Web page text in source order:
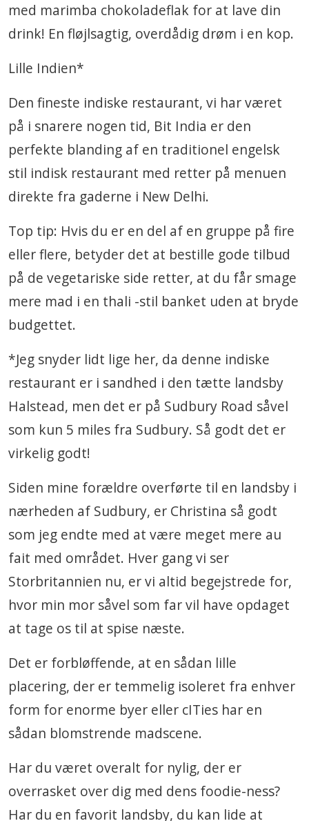
med marimba chokoladeflak for at lave din
drink! En fløjlsagtig, overdådig drøm i en kop.
Lille Indien*
Den fineste indiske restaurant, vi har været
på i snarere nogen tid, Bit India er den
perfekte blanding af en traditionel engelsk
stil indisk restaurant med retter på menuen
direkte fra gaderne i New Delhi.
Top tip: Hvis du er en del af en gruppe på fire
eller flere, betyder det at bestille gode tilbud
på de vegetariske side retter, at du får smage
mere mad i en thali -stil banket uden at bryde
budgettet.
*Jeg snyder lidt lige her, da denne indiske
restaurant er i sandhed i den tætte landsby
Halstead, men det er på Sudbury Road såvel
som kun 5 miles fra Sudbury. Så godt det er
virkelig godt!
Siden mine forældre overførte til en landsby i
nærheden af ​​Sudbury, er Christina så godt
som jeg endte med at være meget mere au
fait med området. Hver gang vi ser
Storbritannien nu, er vi altid begejstrede for,
hvor min mor såvel som far vil have opdaget
at tage os til at spise næste.
Det er forbløffende, at en sådan lille
placering, der er temmelig isoleret fra enhver
form for enorme byer eller cITies har en
sådan blomstrende madscene.
Har du været overalt for nylig, der er
overrasket over dig med dens foodie-ness?
Har du en favorit landsby, du kan lide at